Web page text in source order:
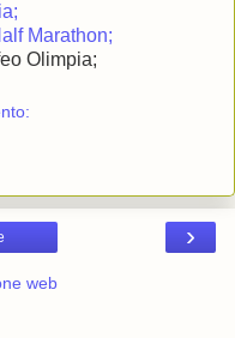
Marathon;
Olimpia;
›
web